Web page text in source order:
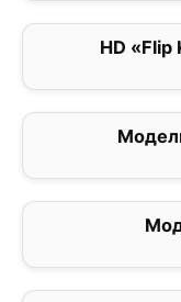
HD «Flip